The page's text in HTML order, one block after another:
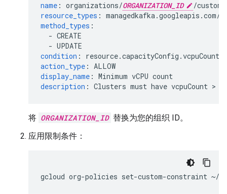
name : organizations/ORGANIZATION_ID
/
resource_types : managedkafka.googleapis.com/
method_types :
- CREATE
- UPDATE
condition :
resource.capacityConfig.vcpuCount
action_type : ALLOW
display_name : Minimum vCPU count
description : Clusters must have vcpuCount > 3
将 ORGANIZATION_ID 替换为您的组织 ID。
应用限制条件：
gcloud org-policies set-custom-constraint